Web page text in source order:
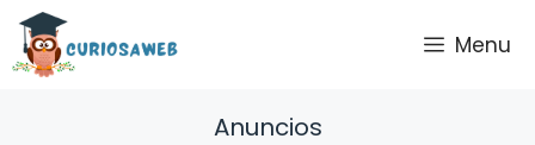
Saltar
contenido
Menu
Anuncios